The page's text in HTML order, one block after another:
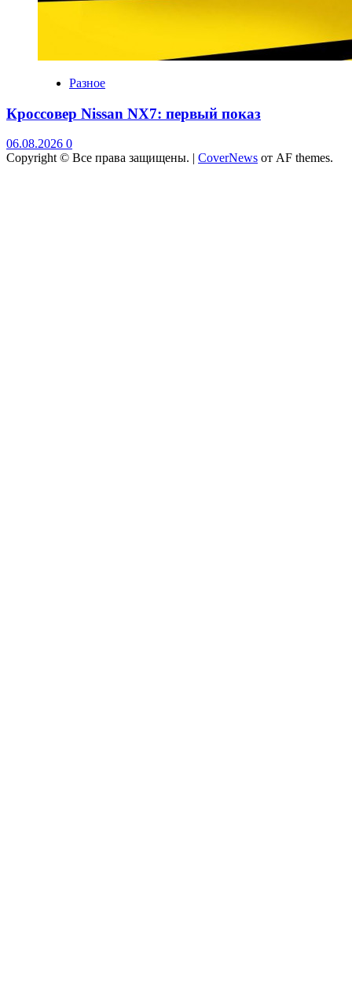
Разное
Кроссовер Nissan NX7: первый показ
06.08.2026 0
Copyright © Все права защищены. | CoverNews от AF themes.